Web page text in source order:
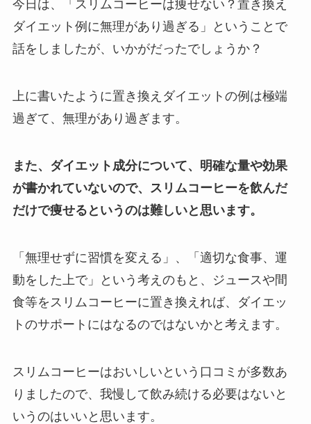
今日は、「スリムコーヒーは痩せない？置き換え
ダイエット例に無理があり過ぎる」ということで
話をしましたが、いかがだったでしょうか？
上に書いたように置き換えダイエットの例は極端
過ぎて、無理があり過ぎます。
また、ダイエット成分について、明確な量や効果
が書かれていないので、スリムコーヒーを飲んだ
だけで痩せるというのは難しいと思います。
「無理せずに習慣を変える」、「適切な食事、運
動をした上で」という考えのもと、ジュースや間
食等をスリムコーヒーに置き換えれば、ダイエッ
トのサポートにはなるのではないかと考えます。
スリムコーヒーはおいしいという口コミが多数あ
りましたので、我慢して飲み続ける必要はないと
いうのはいいと思います。